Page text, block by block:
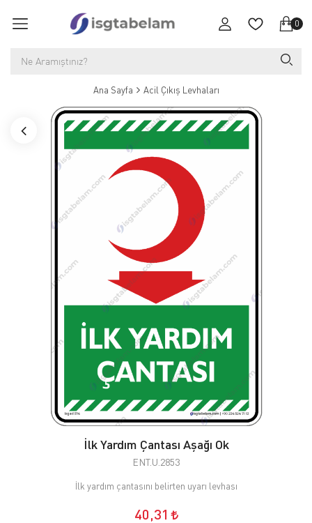
0
Ana Sayfa Acil Çıkış Levhaları
İlk Yardım Çantası Aşağı Ok
ENT.U.2853
İlk yardım çantasını belirten uyarı levhası
40,31